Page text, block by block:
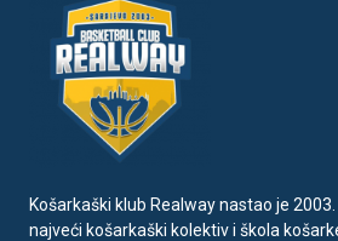
Košarkaški klub Realway nastao je
najveći košarkaški kolektiv i škola